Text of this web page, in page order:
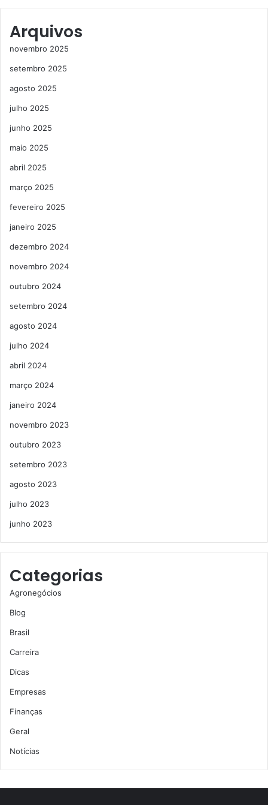
Arquivos
novembro 2025
setembro 2025
agosto 2025
julho 2025
junho 2025
maio 2025
abril 2025
março 2025
fevereiro 2025
janeiro 2025
dezembro 2024
novembro 2024
outubro 2024
setembro 2024
agosto 2024
julho 2024
abril 2024
março 2024
janeiro 2024
novembro 2023
outubro 2023
setembro 2023
agosto 2023
julho 2023
junho 2023
Categorias
Agronegócios
Blog
Brasil
Carreira
Dicas
Empresas
Finanças
Geral
Notícias